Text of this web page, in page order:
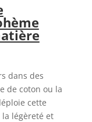
dans des
de coton ou la
cette
la légèreté et